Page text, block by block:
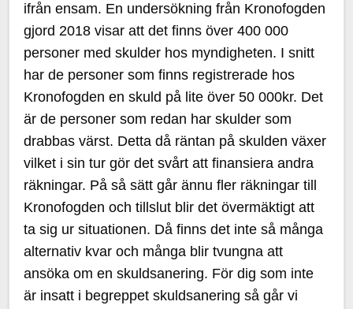
ifrån ensam. En undersökning från Kronofogden
gjord 2018 visar att det finns över 400 000
personer med skulder hos myndigheten. I snitt
har de personer som finns registrerade hos
Kronofogden en skuld på lite över 50 000kr. Det
är de personer som redan har skulder som
drabbas värst. Detta då räntan på skulden växer
vilket i sin tur gör det svårt att finansiera andra
räkningar. På så sätt går ännu fler räkningar till
Kronofogden och tillslut blir det övermäktigt att
ta sig ur situationen. Då finns det inte så många
alternativ kvar och många blir tvungna att
ansöka om en skuldsanering. För dig som inte
är insatt i begreppet skuldsanering så går vi